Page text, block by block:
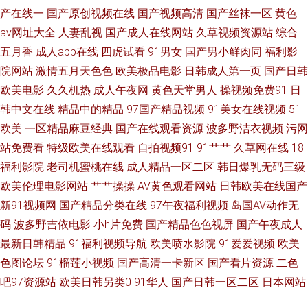
一页www 91看视频黄入口 玖草aⅴ视频 国人影院 亚洲人成小说网站 人妻诱
惑影院 91成人视颖 白洁福利视频 操碰久久 91jiuyi 91精品娱乐 久草视频福
利站 狠狠干香蕉 91视频正片 天天干这里有精品 91人妻爽 老司机久草 久久
在6 日本色情网站 波多结野毛片A片 超碰国产片 午夜影院黄 欧美性感AA视
频 超碰久碰 人妖丝袜 99热艹逼 亚洲色情五月天 俺去也色网 狠狠干com 午
夜av资源 97色黄页大全网 婷婷天天日 久久在线青青草 大香蕉在九 A片网页
日本骚女日B 色图综合网 91吃瓜熟女 网站av三级片 天天肏屄在线 一区二还
精品 午夜福利影院免费 久热这里只有 熟女91网 国家肏主播 51探花 欧美另
产在线一 国产原创视频在线 国产视频高清 国产丝袜一区 黄色
av网址大全 人妻乱视 国产成人在线网站 久草视频资源站 综合
五月香 成人app在线 四虎试看 91男女 国产男小鲜肉同 福利影
院网站 激情五月天色色 欧美极品电影 日韩成人第一页 国产日韩
欧美电影 久久机热 成人午夜网 黄色天堂男人 操视频免费91 日
韩中文在线 精品中的精品 97国产精品视频 91美女在线视频 51
欧美 一区精品麻豆经典 国产在线观看资源 波多野洁衣视频 污网
站免费看 特级欧美在线观看 自拍视频91 91艹艹 久草网在线 18
福利影院 老司机蜜桃在线 成人精品一区二区 韩日爆乳无码三级
欧美伦理电影网站 艹艹操操 AV黄色观看网站 日韩欧美在线国产
新91视频网 国产精品分类在线 97午夜福利视频 岛国AV动作无
码 波多野吉依电影 小h片免费 国产精品色色视屏 国产午夜成人
最新日韩精品 91福利视频导航 欧美喷水影院 91爱爱视频 欧美
色图论坛 91榴莲小视频 国产高清一卡新区 国产看片资源 二色
吧97资源站 欧美日韩另类0 91华人 国产日韩一区二区 日本网站